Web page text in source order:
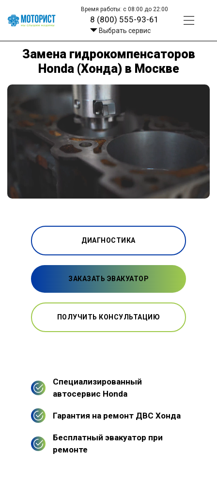
Время работы: с 08:00 до 22:00
8 (800) 555-93-61
Выбрать сервис
Замена гидрокомпенсаторов
Honda (Хонда) в Москве
ДИАГНОСТИКА
ЗАКАЗАТЬ ЭВАКУАТОР
ПОЛУЧИТЬ КОНСУЛЬТАЦИЮ
Специализированный
автосервис Honda
Гарантия на ремонт ДВС Хонда
Бесплатный эвакуатор при
ремонте